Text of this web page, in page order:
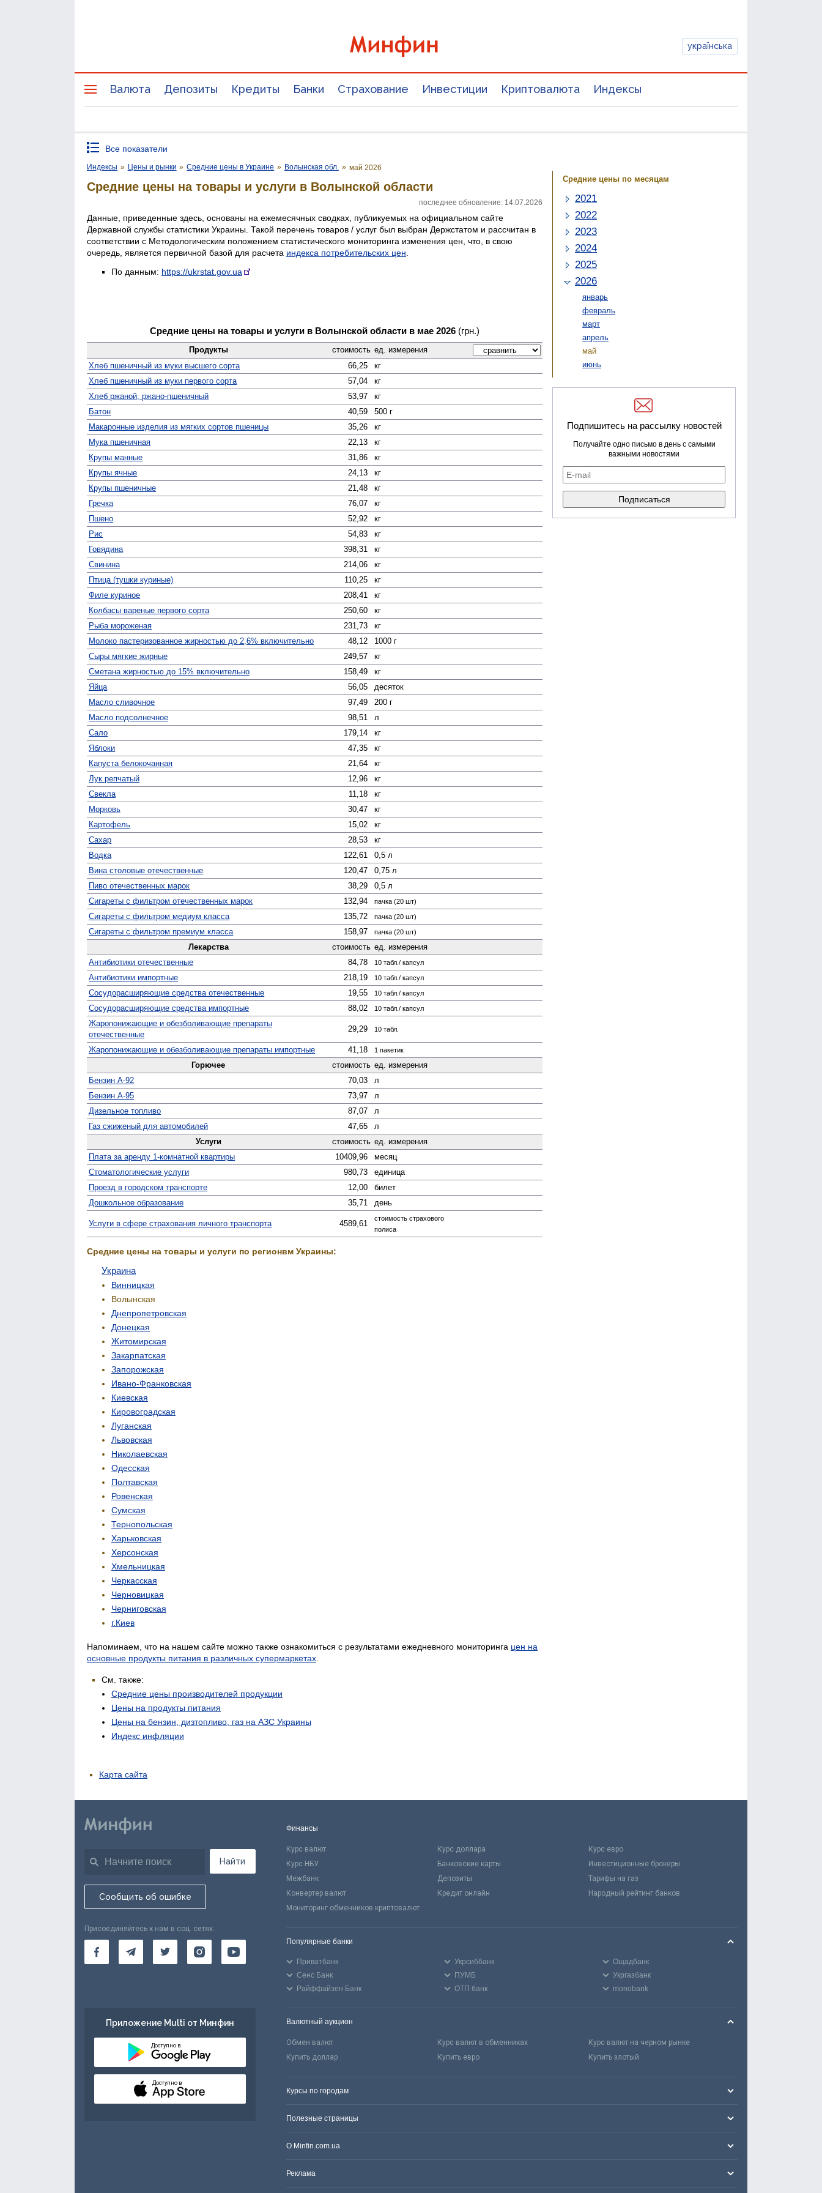
українська
Валюта Депозиты Кредиты Банки Страхование Инвестиции Криптовалюта Индексы
Все показатели
Индексы » Цены и рынки » Средние цены в Украине » Волынская обл. » май 2026
Средние цены на товары и услуги в Волынской области
последнее обновление: 14.07.2026
Данные, приведенные здесь, основаны на ежемесячных сводках, публикуемых на официальном сайте
Державной службы статистики Украины. Такой перечень товаров / услуг был выбран Держстатом и рассчитан в
соответствии с Методологическим положением статистического мониторинга изменения цен, что, в свою
очередь, является первичной базой для расчета индекса потребительских цен
По данным: https://ukrstat.gov.ua
Средние цены на товары и услуги в Волынской области в мае 2026 (грн.)
Продукты стоимость ед. измерения
Хлеб пшеничный из муки высшего сорта
66,25
кг
Хлеб пшеничный из муки первого сорта
57,04
кг
Хлеб ржаной, ржано-пшеничный
53,97
кг
Батон
40,59
500 г
Макаронные изделия из мягких сортов пшеницы
35,26
кг
Мука пшеничная
22,13
кг
Крупы манные
31,86
кг
Крупы ячные
24,13
кг
Крупы пшеничные
21,48
кг
Гречка
76,07
кг
Пшено
52,92
кг
Рис
54,83
кг
Говядина
398,31
кг
Свинина
214,06
кг
Птица (тушки куриные)
110,25
кг
Филе куриное
208,41
кг
Колбасы вареные первого сорта
250,60
кг
Рыба мороженая
231,73
кг
Молоко пастеризованное жирностью до 2,6% включительно
48,12
1000 г
Сыры мягкие жирные
249,57
кг
Сметана жирностью до 15% включительно
158,49
кг
Яйца
56,05
десяток
Масло сливочное
97,49
200 г
Масло подсолнечное
98,51
л
Сало
179,14
кг
Яблоки
47,35
кг
Капуста белокочанная
21,64
кг
Лук репчатый
12,96
кг
Свекла
11,18
кг
Морковь
30,47
кг
Картофель
15,02
кг
Сахар
28,53
кг
Водка
122,61
0,5 л
Вина столовые отечественные
120,47
0,75 л
Пиво отечественных марок
38,29
0,5 л
Сигареты с фильтром отечественных марок
132,94 пачка (20 шт)
Сигареты с фильтром медиум класса 135,72 пачка (20 шт)
Сигареты с фильтром премиум класса 158,97 пачка (20 шт)
Лекарства стоимость ед. измерения
Антибиотики отечественные
84,78 10 табл./ капсул
Антибиотики импортные 218,19 10 табл./ капсул
Сосудо­расширяющие средства отечественные 19,55 10 табл./ капсул
Сосуд­орасширяющие средства импортные 88,02 10 табл./ капсул
Жаро­понижающие и обезболивающие препараты
отечественные
29,29 10 табл.
Жаро­понижающие и обезболивающие препараты импортные 41,18 1 пакетик
Горючее стоимость ед. измерения
Бензин А-92
70,03
л
Бензин А-95
73,97
л
Дизельное топливо
87,07
л
Газ сжиженый для автомобилей
47,65
л
Услуги
стоимость ед. измерения
Плата за аренду 1-комнатной квартиры
10409,96
месяц
Стомато­логические услуги
980,73
единица
Проезд в городском транспорте
12,00
билет
Дошкольное образование
35,71 день
Услуги в сфере страхования личного транспорта 4589,61
стоимость страхового
полиса
Средние цены на товары и услуги по регионвм Украины:
Украина
Винницкая
Волынская
Днепропетровская
Донецкая
Житомирская
Закарпатская
Запорожская
Ивано-Франковская
Киевская
Кировоградская
Луганская
Львовская
Николаевская
Одесская
Полтавская
Ровенская
Сумская
Тернопольская
Харьковская
Херсонская
Хмельницкая
Черкасская
Черновицкая
Черниговская
г.Киев
Напоминаем, что на нашем сайте можно также ознакомиться с результатами ежедневного мониторинга цен на
основные продукты питания в различных супермаркетах
См. также:
Средние цены производителей продукции
Цены на продукты питания
Цены на бензин, дизтопливо, газ на АЗС Украины
Индекс инфляции
Средние цены по месяцам
2021
2022
2023
2024
2025
2026
январь
февраль
март
апрель
май
июнь
Подпишитесь на рассылку новостей
Получайте одно письмо в день с самыми
важными новостями
Карта сайта
Найти
Сообщить об ошибке
Присоединяйтесь к нам в соц. сетях:
Приложение Multi от Минфин
Доступно в
Доступно в
Финансы
Курс валют Курс доллара
Курс евро
Курс НБУ
Банковские карты
Инвестиционные брокеры
Межбанк
Депозиты
Тарифы на газ
Конвертер валют
Кредит онлайн
Народный рейтинг банков
Мониторинг обменников криптовалют
Популярные банки
Приватбанк Укрсиббанк
Ощадбанк
Сенс Банк
ПУМБ
Укргазбанк
Райффайзен Банк
ОТП банк monobank
Валютный аукцион
Обмен валют Курс валют в обменниках
Курс валют на черном рынке
Купить доллар
Купить евро Купить злотый
Курсы по городам
Полезные страницы
О Minfin.com.ua
Реклама